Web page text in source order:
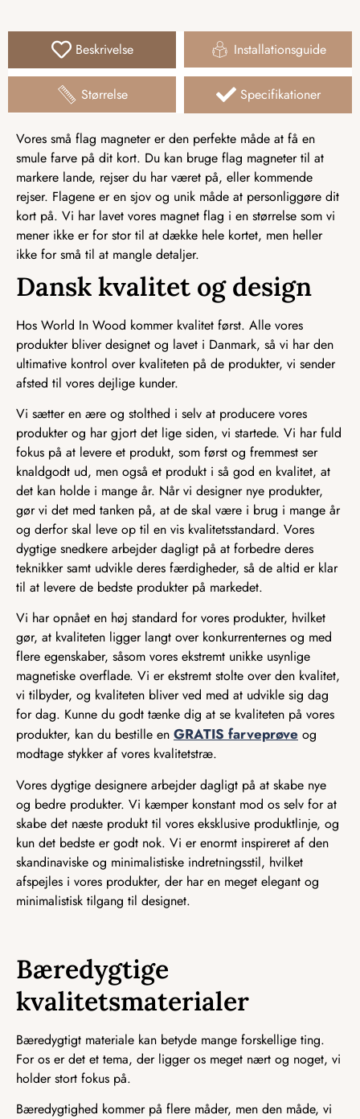
Beskrivelse
Størrelse
Installationsguide
Specifikationer
Vores små flag magneter er den perfekte måde at få en
smule farve på dit kort. Du kan bruge flag magneter til at
markere lande, rejser du har været på, eller kommende
rejser. Flagene er en sjov og unik måde at personliggøre dit
kort på. Vi har lavet vores magnet flag i en størrelse som vi
mener ikke er for stor til at dække hele kortet, men heller
ikke for små til at mangle detaljer.
Dansk kvalitet og design
Hos World In Wood kommer kvalitet først. Alle vores
produkter bliver designet og lavet i Danmark, så vi har den
ultimative kontrol over kvaliteten på de produkter, vi sender
afsted til vores dejlige kunder.
Vi sætter en ære og stolthed i selv at producere vores
produkter og har gjort det lige siden, vi startede. Vi har fuld
fokus på at levere et produkt, som først og fremmest ser
knaldgodt ud, men også et produkt i så god en kvalitet, at
det kan holde i mange år. Når vi designer nye produkter,
gør vi det med tanken på, at de skal være i brug i mange år
og derfor skal leve op til en vis kvalitetsstandard. Vores
dygtige snedkere arbejder dagligt på at forbedre deres
teknikker samt udvikle deres færdigheder, så de altid er klar
til at levere de bedste produkter på markedet.
Vi har opnået en høj standard for vores produkter, hvilket
gør, at kvaliteten ligger langt over konkurrenternes og med
flere egenskaber, såsom vores ekstremt unikke usynlige
magnetiske overflade. Vi er ekstremt stolte over den kvalitet,
vi tilbyder, og kvaliteten bliver ved med at udvikle sig dag
for dag. Kunne du godt tænke dig at se kvaliteten på vores
produkter, kan du bestille en GRATIS farveprøve og
modtage stykker af vores kvalitetstræ.
Vores dygtige designere arbejder dagligt på at skabe nye
og bedre produkter. Vi kæmper konstant mod os selv for at
skabe det næste produkt til vores eksklusive produktlinje, og
kun det bedste er godt nok. Vi er enormt inspireret af den
skandinaviske og minimalistiske indretningsstil, hvilket
afspejles i vores produkter, der har en meget elegant og
minimalistisk tilgang til designet.
Bæredygtige
kvalitetsmaterialer
Bæredygtigt materiale kan betyde mange forskellige ting.
For os er det et tema, der ligger os meget nært og noget, vi
holder stort fokus på.
Bæredygtighed kommer på flere måder, men den måde, vi